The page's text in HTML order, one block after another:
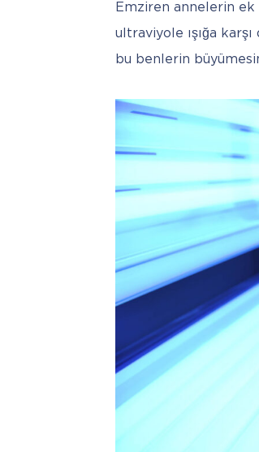
Emziren annelerin ek
ultraviyole ışığa
bu benlerin